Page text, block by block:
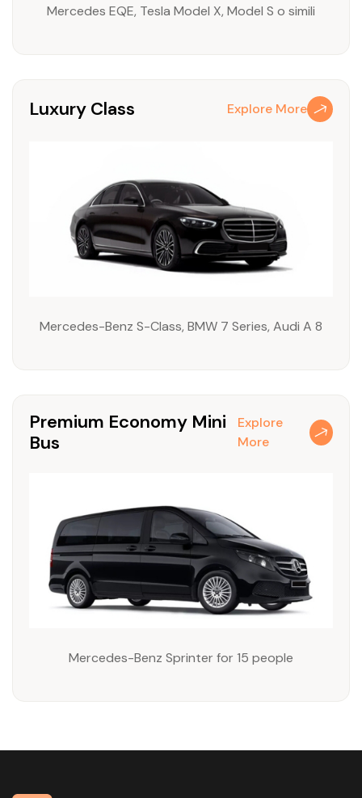
Mercedes EQE, Tesla Model X, Model S o simili
Luxury Class Explore More
Mercedes-Benz S-Class, BMW 7 Series, Audi A 8
Premium Economy Mini
Bus
Explore
More
Mercedes-Benz Sprinter for 15 people